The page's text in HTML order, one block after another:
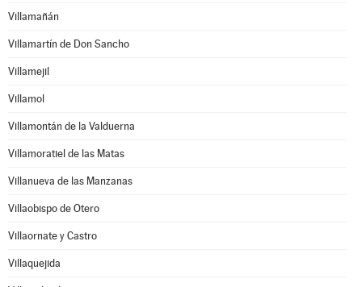
Villamañán
Villamartín de Don Sancho
Villamejil
Villamol
Villamontán de la Valduerna
Villamoratiel de las Matas
Villanueva de las Manzanas
Villaobispo de Otero
Villaornate y Castro
Villaquejida